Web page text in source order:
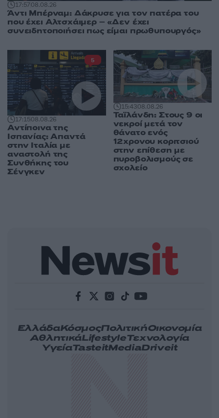
17:5708.08.26
Άντι Μπέρναμ: Δάκρυσε για τον πατέρα του
που έχει Αλτσχάιμερ – «Δεν έχει
συνειδητοποιήσει πως είμαι πρωθυπουργός»
17:1508.08.26
Αντίποινα της
Ισπανίας: Απαντά
στην Ιταλία με
αναστολή της
Συνθήκης του
Σένγκεν
5
15:4308.08.26
Ταϊλάνδη: Στους 9 οι
νεκροί μετά τον
θάνατο ενός
12χρονου κοριτσιού
στην επίθεση με
πυροβολισμούς σε
σχολείο
ΕλλάδαΚόσμοςΠολιτικήΟικονομία
ΑθλητικάLifestyleΤεχνολογία
ΥγείαTasteitMediaDriveit